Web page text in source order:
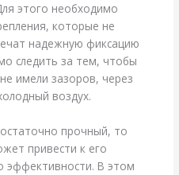
этого необходимо
которые не
надежную фиксацию
следить за тем, чтобы
имели зазоров, через
воздух.
прочный, то
привести к его
эффективности. В этом